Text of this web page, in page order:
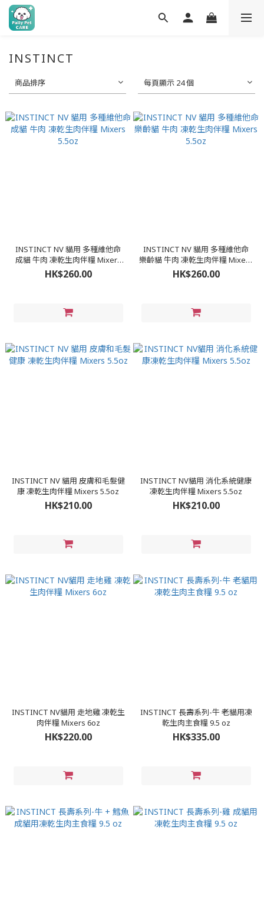
INSTINCT
商品排序 每頁顯示 24 個
INSTINCT NV 貓用 多種維他命
成貓 牛肉 凍乾生肉伴糧 Mixers
5.5oz
HK$260.00
INSTINCT NV 貓用 多種維他命
樂齡貓 牛肉 凍乾生肉伴糧 Mixers
5.5oz
HK$260.00
INSTINCT NV 貓用 皮膚和毛髮健
康 凍乾生肉伴糧 Mixers 5.5oz
HK$210.00
INSTINCT NV貓用 消化系統健康
凍乾生肉伴糧 Mixers 5.5oz
HK$210.00
INSTINCT NV貓用 走地雞 凍乾生
肉伴糧 Mixers 6oz
HK$220.00
INSTINCT 長壽系列-牛 老貓用凍
乾生肉主食糧 9.5 oz
HK$335.00